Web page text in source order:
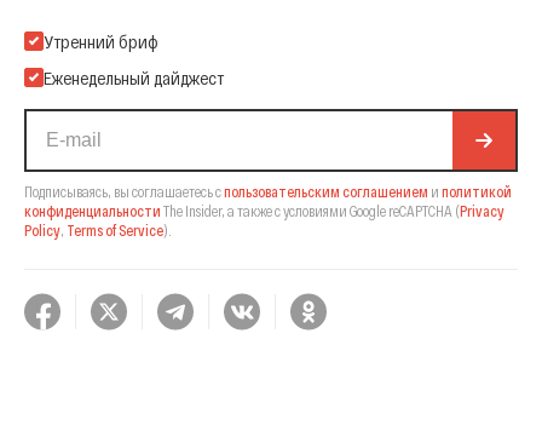
Подпишитесь на нашу Email-рассылку
Утренний бриф
Еженедельный дайджест
Подписываясь, вы соглашаетесь спользовательским соглашением и политикой
конфиденциальности The Insider, а также с условиями Google reCAPTCHA (Privacy
Policy, Terms of Service).